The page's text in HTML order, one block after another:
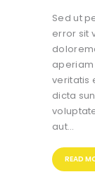
Sed ut
error sit
veritatis
dicta
aut…
READ